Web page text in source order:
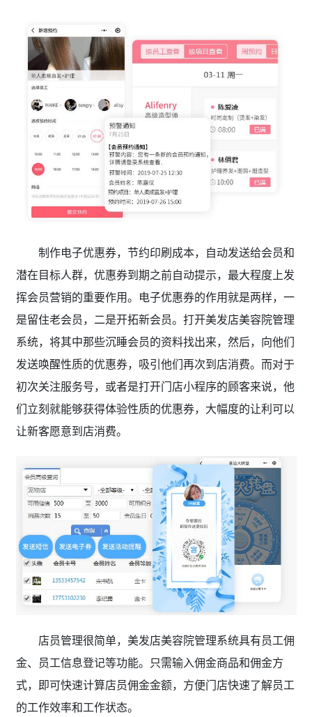
制作电子优惠券，节约印刷成本，自动发送给会员和
潜在目标人群，优惠券到期之前自动提示，最大程度上发
挥会员营销的重要作用。电子优惠券的作用就是两样，一
是留住老会员，二是开拓新会员。打开美发店美容院管理
系统，将其中那些沉睡会员的资料找出来，然后，向他们
发送唤醒性质的优惠券，吸引他们再次到店消费。而对于
初次关注服务号，或者是打开门店小程序的顾客来说，他
们立刻就能够获得体验性质的优惠券，大幅度的让利可以
让新客愿意到店消费。
店员管理很简单，美发店美容院管理系统具有员工佣
金、员工信息登记等功能。只需输入佣金商品和佣金方
式，即可快速计算店员佣金金额，方便门店快速了解员工
的工作效率和工作状态。